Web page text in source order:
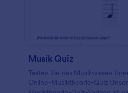
mit der Jotform Vorlage
sich auf die Verbesserung der
Musik Quiz
Testen Sie das Musikwissen
Online-Musiktheorie-Quiz